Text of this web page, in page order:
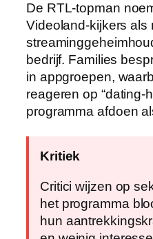
De RTL-topman
Videoland-kijkers als
bedrijf. Families
in appgroepen,
reageren op “dating-
programma afdoen
Kritiek
Critici wijzen op
het programma
hun